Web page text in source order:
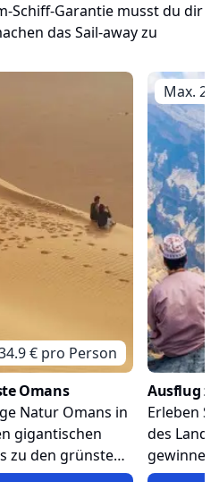
Schiff-Garantie musst du dir
das Sail-away zu
€ pro Person
Omans
Natur Omans in
gigantischen
zu den grünsten
Max.
Ausflug
Erleben
des
gewinnen